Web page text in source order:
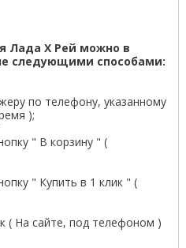
Лада Х Рей можно в
следующими способами:
по телефону, указанному
);
" В корзину " (
" Купить в 1 клик " (
( На сайте, под телефоном )